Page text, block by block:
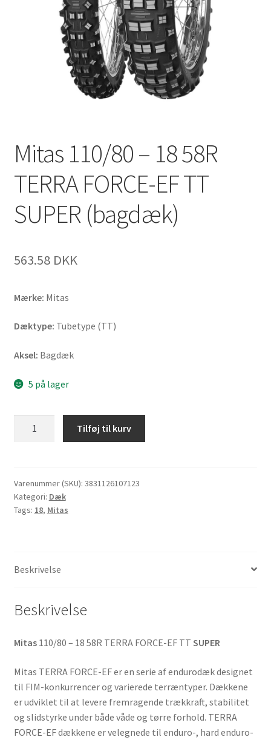
Mitas 110/80 – 18 58R
TERRA FORCE-EF TT
SUPER (bagdæk)
563.58 DKK
Mærke: Mitas
Dæktype: Tubetype (TT)
Aksel: Bagdæk
5 på lager
58R
TERRA
FORCE-
(bagdæk)
Tilføj til kurv
Varenummer (SKU): 3831126107123
Kategori: Dæk
Tags: 18, Mitas
Beskrivelse
Beskrivelse
Mitas 110/80 – 18 58R TERRA FORCE-EF TT SUPER
Mitas TERRA FORCE-EF er en serie af endurodæk designet
til FIM-konkurrencer og varierede terræntyper. Dækkene
er udviklet til at levere fremragende trækkraft, stabilitet
og slidstyrke under både våde og tørre forhold. TERRA
FORCE-EF dækkene er velegnede til enduro-, hard enduro-